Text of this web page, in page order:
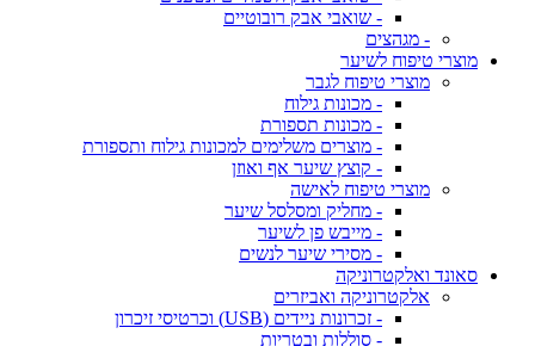
- שואבי אבק רובוטיים
- מגהצים
מוצרי טיפוח לשיער
מוצרי טיפוח לגבר
- מכונות גילוח
- מכונות תספורת
- מוצרים משלימים למכונות גילוח ותספורת
- קוצץ שיער אף ואוזן
מוצרי טיפוח לאישה
- מחליק ומסלסל שיער
- מייבש פן לשיער
- מסירי שיער לנשים
סאונד ואלקטרוניקה
אלקטרוניקה ואביזרים
- זכרונות ניידים (USB) וכרטיסי זיכרון
- סוללות ובטריות